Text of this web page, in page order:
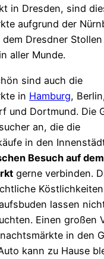
in Dresden, sind
aufgrund der
Dresdner Stollen
aller Munde.
sind auch die
in Hamburg,
und Dortmund. Die
an, die die
in den
Besuch auf dem
gerne verbinden.
lassen
Einen großen
in den
kann zu Hause